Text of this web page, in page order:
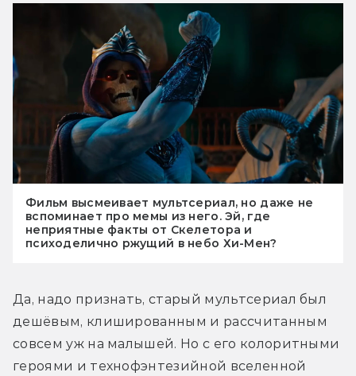
Фильм высмеивает мультсериал, но даже не
вспоминает про мемы из него. Эй, где
неприятные факты от Скелетора и
психоделично ржущий в небо Хи-Мен?
Да, надо признать, старый мультсериал был
дешёвым, клишированным и рассчитанным
совсем уж на малышей. Но с его колоритными
героями и технофэнтезийной вселенной